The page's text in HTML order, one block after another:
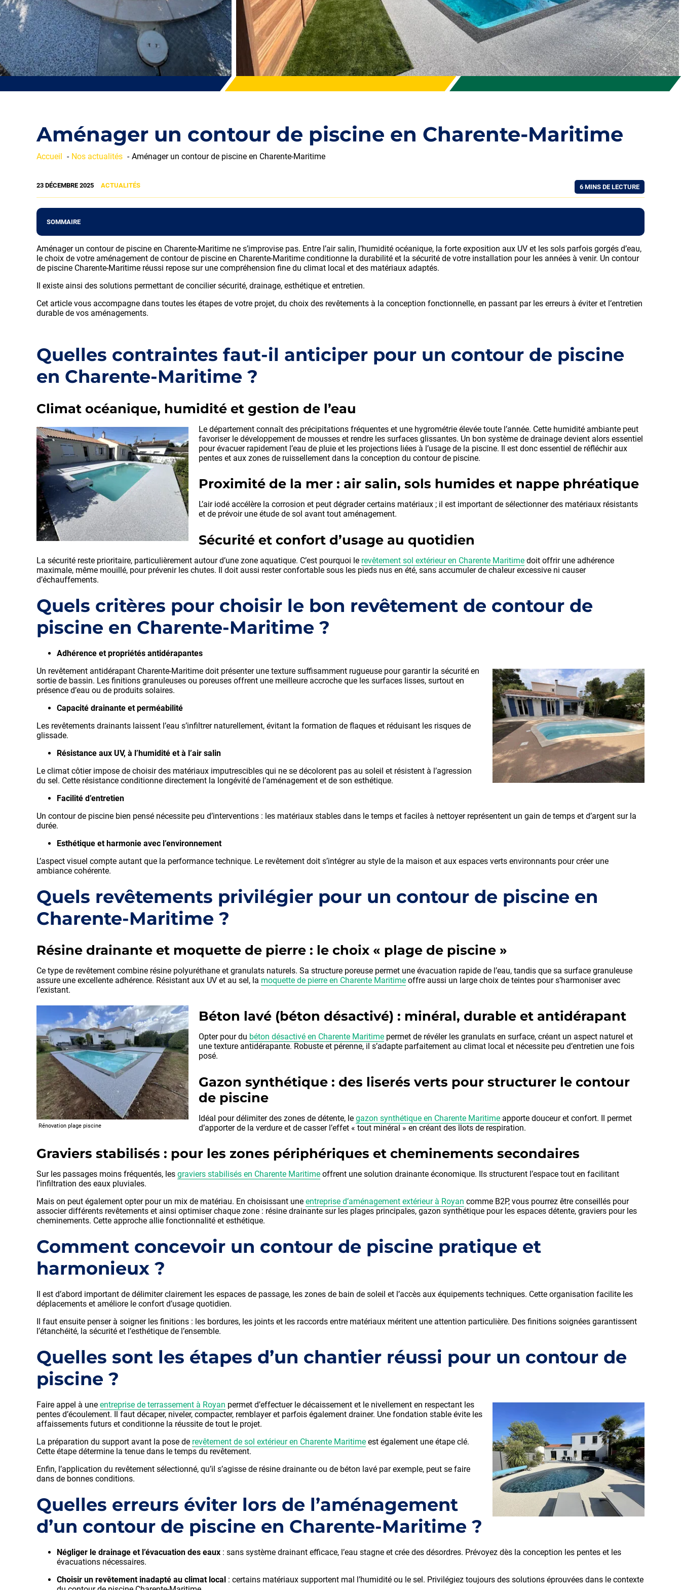
Aménager un contour de piscine en Charente-Maritime
Accueil Nos actualités Aménager un contour de piscine en Charente-Maritime
23 DÉCEMBRE 2025 ACTUALITÉS 6 MINS DE LECTURE
SOMMAIRE
Aménager un contour de piscine en Charente-Maritime ne s’improvise pas. Entre l’air salin, l’humidité océanique, la forte exposition aux UV et les sols parfois gorgés d’eau,
le choix de votre aménagement de contour de piscine en Charente-Maritime conditionne la durabilité et la sécurité de votre installation pour les années à venir. Un contour
de piscine Charente-Maritime réussi repose sur une compréhension fine du climat local et des matériaux adaptés.
Il existe ainsi des solutions permettant de concilier sécurité, drainage, esthétique et entretien.
Cet article vous accompagne dans toutes les étapes de votre projet, du choix des revêtements à la conception fonctionnelle, en passant par les erreurs à éviter et l’entretien
durable de vos aménagements.
Quelles contraintes faut-il anticiper pour un contour de piscine
en Charente-Maritime ?
Climat océanique, humidité et gestion de l’eau
Le département connaît des précipitations fréquentes et une hygrométrie élevée toute l’année. Cette humidité ambiante peut
favoriser le développement de mousses et rendre les surfaces glissantes. Un bon système de drainage devient alors essentiel
pour évacuer rapidement l’eau de pluie et les projections liées à l’usage de la piscine. Il est donc essentiel de réfléchir aux
pentes et aux zones de ruissellement dans la conception du contour de piscine.
Proximité de la mer : air salin, sols humides et nappe phréatique
L’air iodé accélère la corrosion et peut dégrader certains matériaux ; il est important de sélectionner des matériaux résistants
et de prévoir une étude de sol avant tout aménagement.
Sécurité et confort d’usage au quotidien
La sécurité reste prioritaire, particulièrement autour d’une zone aquatique. C’est pourquoi le revêtement sol extérieur en Charente Maritime doit offrir une adhérence
maximale, même mouillé, pour prévenir les chutes. Il doit aussi rester confortable sous les pieds nus en été, sans accumuler de chaleur excessive ni causer
d’échauffements.
Quels critères pour choisir le bon revêtement de contour de
piscine en Charente-Maritime ?
Adhérence et propriétés antidérapantes
Un revêtement antidérapant Charente-Maritime doit présenter une texture suffisamment rugueuse pour garantir la sécurité en
sortie de bassin. Les finitions granuleuses ou poreuses offrent une meilleure accroche que les surfaces lisses, surtout en
présence d’eau ou de produits solaires.
Capacité drainante et perméabilité
Les revêtements drainants laissent l’eau s’infiltrer naturellement, évitant la formation de flaques et réduisant les risques de
glissade.
Résistance aux UV, à l’humidité et à l’air salin
Le climat côtier impose de choisir des matériaux imputrescibles qui ne se décolorent pas au soleil et résistent à l’agression
du sel. Cette résistance conditionne directement la longévité de l’aménagement et de son esthétique.
Facilité d’entretien
Un contour de piscine bien pensé nécessite peu d’interventions : les matériaux stables dans le temps et faciles à nettoyer représentent un gain de temps et d’argent sur la
durée.
Esthétique et harmonie avec l’environnement
L’aspect visuel compte autant que la performance technique. Le revêtement doit s’intégrer au style de la maison et aux espaces verts environnants pour créer une
ambiance cohérente.
Quels revêtements privilégier pour un contour de piscine en
Charente-Maritime ?
Résine drainante et moquette de pierre : le choix « plage de piscine »
Ce type de revêtement combine résine polyuréthane et granulats naturels. Sa structure poreuse permet une évacuation rapide de l’eau, tandis que sa surface granuleuse
assure une excellente adhérence. Résistant aux UV et au sel, la moquette de pierre en Charente Maritime offre aussi un large choix de teintes pour s’harmoniser avec
l’existant.
Rénovation plage piscine
Béton lavé (béton désactivé) : minéral, durable et antidérapant
Opter pour du béton désactivé en Charente Maritime permet de révéler les granulats en surface, créant un aspect naturel et
une texture antidérapante. Robuste et pérenne, il s’adapte parfaitement au climat local et nécessite peu d’entretien une fois
posé.
Gazon synthétique : des liserés verts pour structurer le contour
de piscine
Idéal pour délimiter des zones de détente, le gazon synthétique en Charente Maritime apporte douceur et confort. Il permet
d’apporter de la verdure et de casser l’effet « tout minéral » en créant des îlots de respiration.
Graviers stabilisés : pour les zones périphériques et cheminements secondaires
Sur les passages moins fréquentés, les graviers stabilisés en Charente Maritime offrent une solution drainante économique. Ils structurent l’espace tout en facilitant
l’infiltration des eaux pluviales.
Mais on peut également opter pour un mix de matériau. En choisissant une entreprise d’aménagement extérieur à Royan comme B2P, vous pourrez être conseillés pour
associer différents revêtements et ainsi optimiser chaque zone : résine drainante sur les plages principales, gazon synthétique pour les espaces détente, graviers pour les
cheminements. Cette approche allie fonctionnalité et esthétique.
Comment concevoir un contour de piscine pratique et
harmonieux ?
Il est d’abord important de délimiter clairement les espaces de passage, les zones de bain de soleil et l’accès aux équipements techniques. Cette organisation facilite les
déplacements et améliore le confort d’usage quotidien.
Il faut ensuite penser à soigner les finitions : les bordures, les joints et les raccords entre matériaux méritent une attention particulière. Des finitions soignées garantissent
l’étanchéité, la sécurité et l’esthétique de l’ensemble.
Quelles sont les étapes d’un chantier réussi pour un contour de
piscine ?
Faire appel à une entreprise de terrassement à Royan permet d’effectuer le décaissement et le nivellement en respectant les
pentes d’écoulement. Il faut décaper, niveler, compacter, remblayer et parfois également drainer. Une fondation stable évite les
affaissements futurs et conditionne la réussite de tout le projet.
La préparation du support avant la pose de revêtement de sol extérieur en Charente Maritime est également une étape clé.
Cette étape détermine la tenue dans le temps du revêtement.
Enfin, l’application du revêtement sélectionné, qu’il s’agisse de résine drainante ou de béton lavé par exemple, peut se faire
dans de bonnes conditions.
Quelles erreurs éviter lors de l’aménagement
d’un contour de piscine en Charente-Maritime ?
Négliger le drainage et l’évacuation des eaux : sans système drainant efficace, l’eau stagne et crée des désordres. Prévoyez dès la conception les pentes et les
évacuations nécessaires.
Choisir un revêtement inadapté au climat local : certains matériaux supportent mal l’humidité ou le sel. Privilégiez toujours des solutions éprouvées dans le contexte